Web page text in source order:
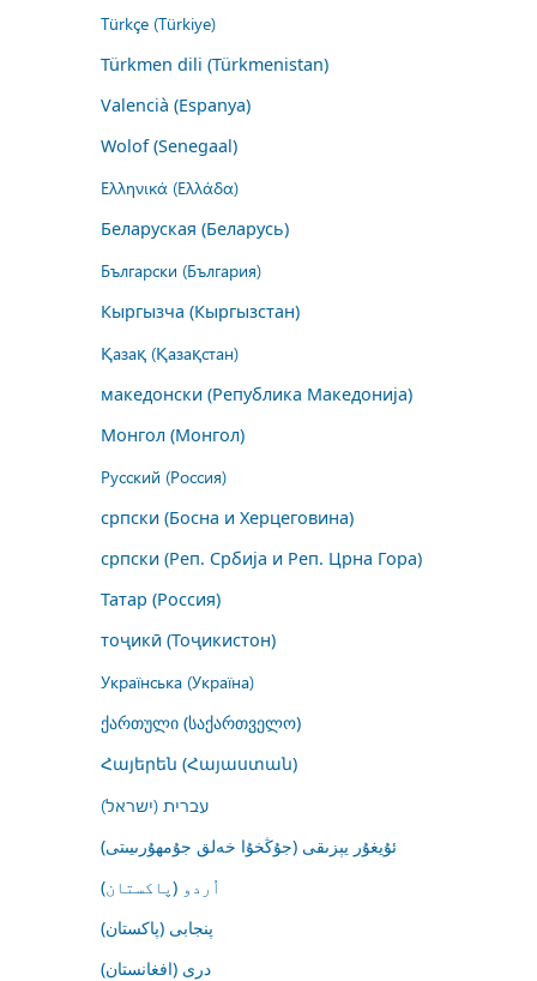
Türkçe (Türkiye)
Türkmen dili (Türkmenistan)
Valencià (Espanya)
Wolof (Senegaal)
Ελληνικά (Ελλάδα)
Беларуская (Беларусь)
Български (България)
Кыргызча (Кыргызстан)
Қазақ (Қазақстан)
македонски (Република Македонија)
Монгол (Монгол)
Русский (Россия)
српски (Босна и Херцеговина)
српски (Реп. Србија и Реп. Црна Гора)
Татар (Россия)
тоҷикӣ (Тоҷикистон)
Українська (Україна)
ქართული (საქართველო)
Հայերեն (Հայաստան)
עברית (ישראל)
ئۇيغۇر يېزىقى (جۇڭخۇا خەلق جۇمھۇرىيىتى)
اُردو (پاکستان)
پنجابی (پاکستان)
درى (افغانستان)